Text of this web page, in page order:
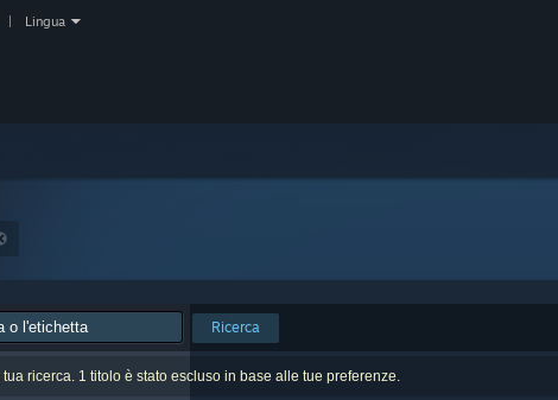
Lingua
Ricerca
ricerca. 1 titolo è stato escluso in base alle tue preferenze.